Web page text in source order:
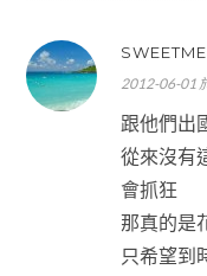
2012-06-01
跟他們出
從來沒有
會抓狂
那真的是
只希望到